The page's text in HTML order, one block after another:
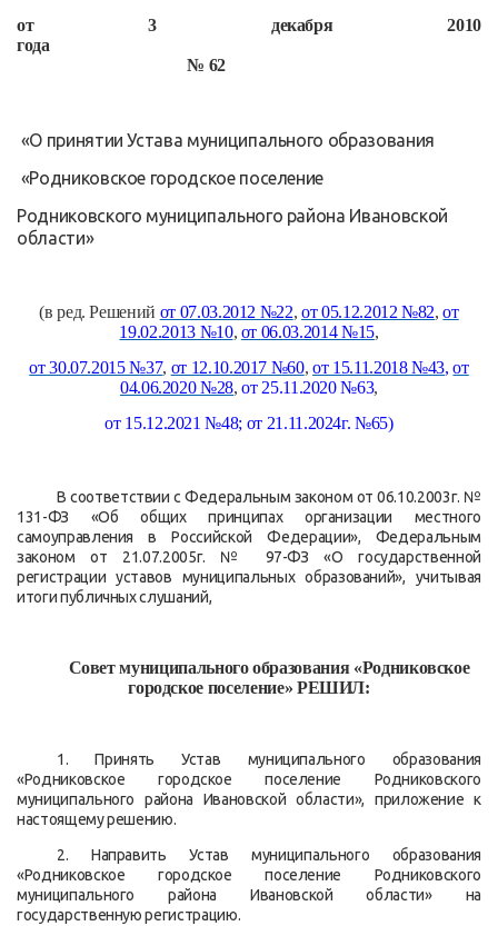
от 3 декабря 2010
года
№ 62
«О принятии Устава муниципального образования
«Родниковское городское поселение
Родниковского муниципального района Ивановской
области»
(в ред. Решений от 07.03.2012 №22,от 05.12.2012 №82,от
19.02.2013 №10, от 06.03.2014 №15,
от 30.07.2015 №37, от 12.10.2017 №60,от 15.11.2018 №43,от
04.06.2020 №28,от 25.11.2020 №63,
от 15.12.2021 №48; от 21.11.2024г. №65)
В соответствии с Федеральным законом от 06.10.2003г. №
131-ФЗ «Об общих принципах организации местного
самоуправления в Российской Федерации», Федеральным
законом от 21.07.2005г. № 97-ФЗ «О государственной
регистрации уставов муниципальных образований», учитывая
итоги публичных слушаний,
Совет муниципального образования «Родниковское
городское поселение» РЕШИЛ:
1. Принять Устав муниципального образования
«Родниковское городское поселение Родниковского
муниципального района Ивановской области», приложение к
настоящему решению.
2. Направить Устав муниципального образования
«Родниковское городское поселение Родниковского
муниципального района Ивановской области» на
государственную регистрацию.